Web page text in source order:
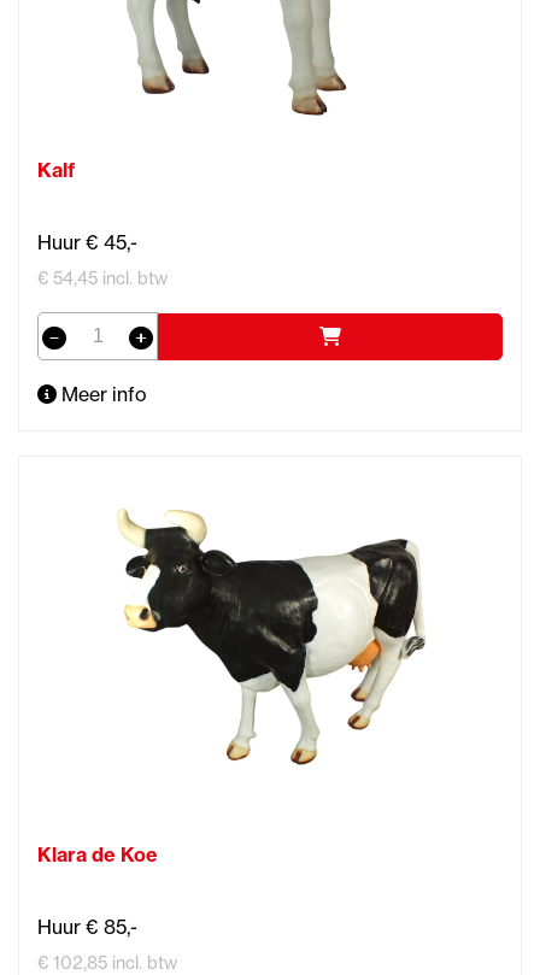
Kalf
Huur € 45,-
€ 54,45 incl. btw
Meer info
Klara de Koe
Huur € 85,-
€ 102,85 incl. btw